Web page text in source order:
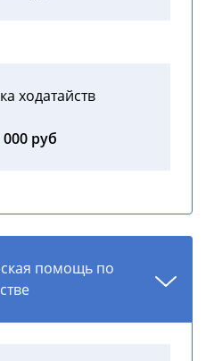
ходатайств
000 руб
помощь по